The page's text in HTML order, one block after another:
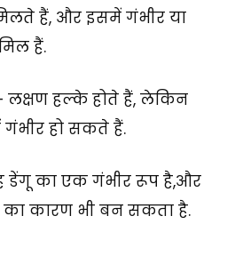
हैं, और इसमें गंभीर या
हैं.
लक्षण हल्के होते हैं, लेकिन
गंभीर हो सकते हैं.
डेंगू का एक गंभीर रूप है,और
कारण भी बन सकता है.